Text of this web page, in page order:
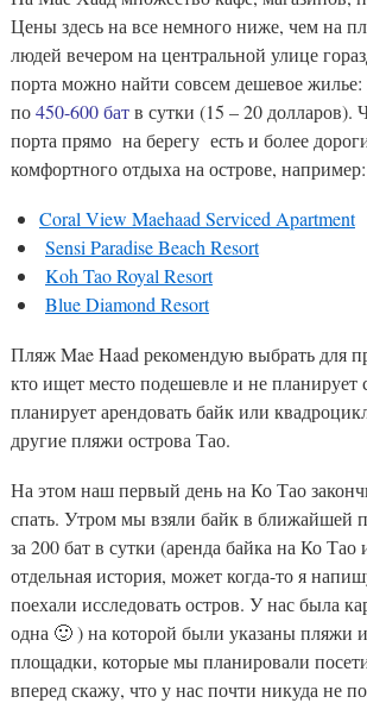
Цены здесь на все немного ниже, чем на
людей вечером на центральной улице
порта можно найти совсем дешевое жилье:
по450-600 батв сутки (15 – 20 долларов).
порта прямо на берегу есть и более
комфортного отдыха на острове, например:
Coral View Maehaad Serviced Apartment
Sensi Paradise Beach Resort
Koh Tao Royal Resort
Blue Diamond Resort
Пляж Mae Haad рекомендую выбрать для
кто ищет место подешевле и не планирует
планирует арендовать байк или
другие пляжи острова Тао.
На этом наш первый день на Ко Тао
спать. Утром мы взяли байк в ближайшей
за 200 бат в сутки (аренда байка на Ко Тао
отдельная история, может когда-то я
поехали исследовать остров. У нас была
одна 🙂 ) на которой были указаны пляжи
площадки, которые мы планировали
вперед скажу, что у нас почти никуда не